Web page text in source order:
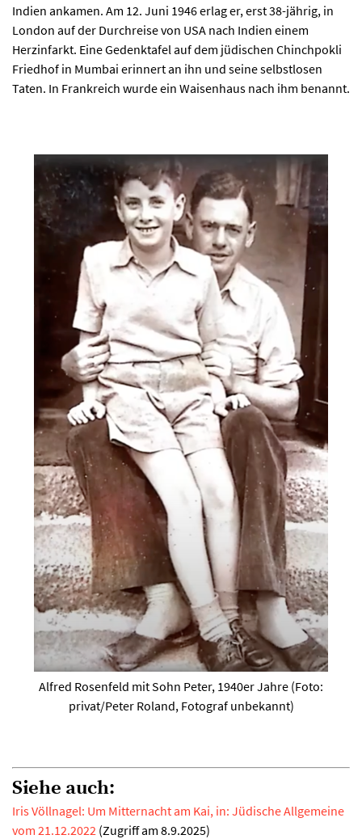
Indien ankamen. Am 12. Juni 1946 erlag er, erst 38-jährig, in
London auf der Durchreise von USA nach Indien einem
Herzinfarkt. Eine Gedenktafel auf dem jüdischen Chinchpokli
Friedhof in Mumbai erinnert an ihn und seine selbstlosen
Taten. In Frankreich wurde ein Waisenhaus nach ihm benannt.
Alfred Rosenfeld mit Sohn Peter, 1940er Jahre (Foto:
privat/Peter Roland, Fotograf unbekannt)
Siehe auch:
Iris Völlnagel: Um Mitternacht am Kai, in: Jüdische Allgemeine
vom 21.12.2022 (Zugriff am 8.9.2025)